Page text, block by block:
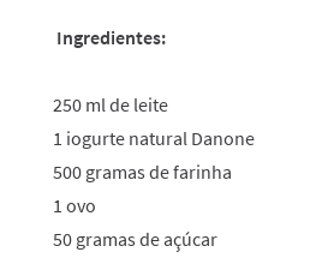
Ingredientes:
250 ml de leite
1 iogurte natural Danone
500 gramas de farinha
1 ovo
50 gramas de açúcar